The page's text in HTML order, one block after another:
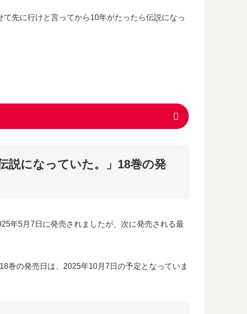
先に行けと言ってから10年がたったら伝説になっ
説になっていた。」18巻の発
年5月7日に発売されましたが、次に発売される最
巻の発売日は、2025年10月7日の予定となっていま